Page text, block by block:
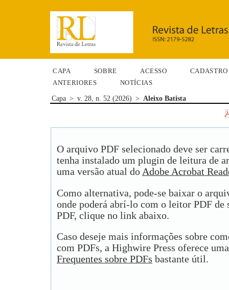
CAPA SOBRE ACESSO
CADASTRO
ANTERIORES
NOTÍCIAS
Capa > v. 28, n. 52 (2026) > Aleixo Batista
O arquivo PDF selecionado deve ser
tenha instalado um plugin de leitura de
uma versão atual do Adobe Acrobat
Como alternativa, pode-se baixar o
onde poderá abrí-lo com o leitor PDF de
PDF, clique no link abaixo.
Caso deseje mais informações sobre
com PDFs, a Highwire Press oferece
Frequentes sobre PDFs bastante útil.